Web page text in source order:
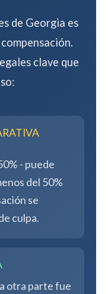
de Georgia es
clave que
- puede
del 50%
se
culpa.
otra parte fue